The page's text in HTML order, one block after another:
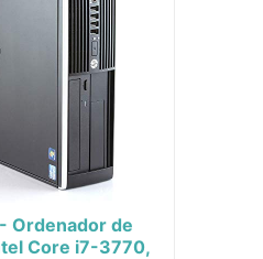
Ordenador de
Core i7-3770,